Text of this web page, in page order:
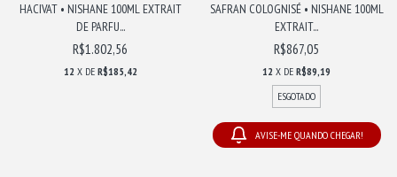
HACIVAT • NISHANE 100ML EXTRAIT
DE PARFU...
R$1.802,56
12 X DE R$185,42
SAFRAN COLOGNISÉ • NISHANE 100ML
EXTRAIT...
R$867,05
12 X DER$89,19
ESGOTADO
AVISE-ME QUANDO CHEGAR!